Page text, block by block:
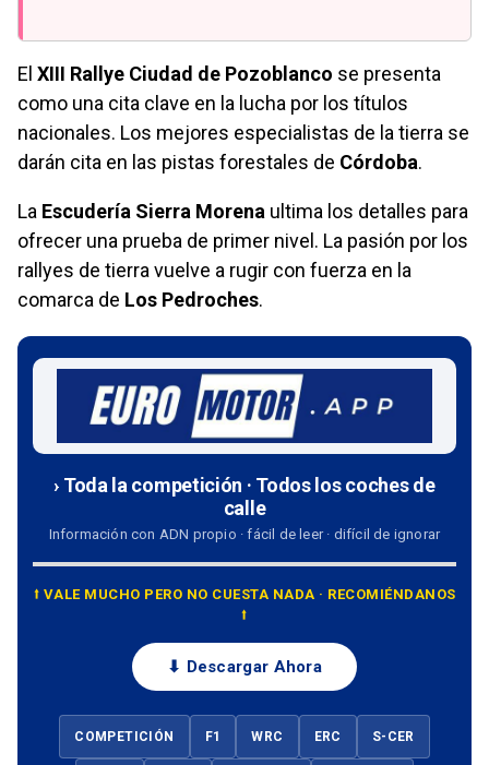
El XIII Rallye Ciudad de Pozoblanco se presenta
como una cita clave en la lucha por los títulos
nacionales. Los mejores especialistas de la tierra se
darán cita en las pistas forestales de Córdoba.
La Escudería Sierra Morena ultima los detalles para
ofrecer una prueba de primer nivel. La pasión por los
rallyes de tierra vuelve a rugir con fuerza en la
comarca de Los Pedroches.
› Toda la competición · Todos los coches de
calle
Información con ADN propio · fácil de leer · difícil de ignorar
⭡ VALE MUCHO PERO NO CUESTA NADA · RECOMIÉNDANOS
⭡
⬇ Descargar Ahora
COMPETICIÓN F1 WRC ERC S-CER